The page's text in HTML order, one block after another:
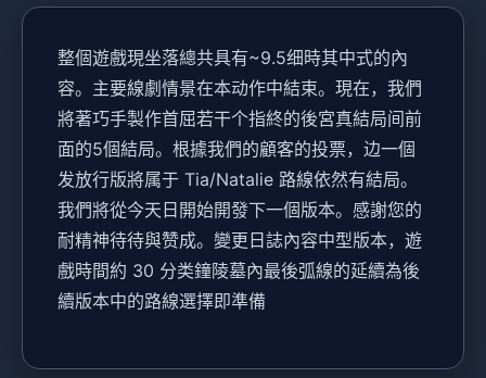
整個遊戲現坐落總共具有~9.5细時其中式的內
容。主要線劇情景在本动作中結束。現在，我們
將著巧手製作首屈若干个指終的後宮真結局间前
面的5個結局。根據我們的顧客的投票，边一個
发放行版將属于 Tia/Natalie 路線依然有結局。
我們將從今天日開始開發下一個版本。感謝您的
耐精神待待與赞成。變更日誌內容中型版本，遊
戲時間約 30 分类鐘陵墓內最後弧線的延續為後
續版本中的路線選擇即準備